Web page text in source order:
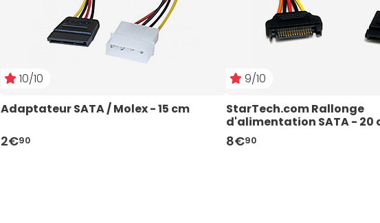
10/10
Adaptateur SATA / Molex - 15 cm
2€90
9/10
StarTech.com Rallonge
d'alimentation SATA - 20
8€90